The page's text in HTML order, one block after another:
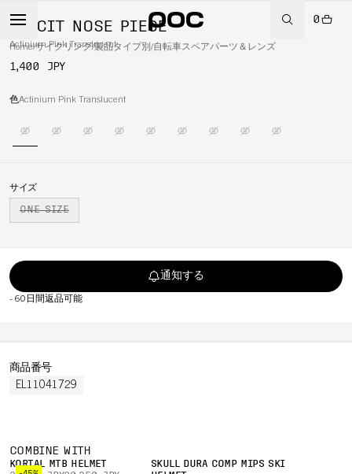
0
Home/サイクリング/製品タイプ別 /自転車スペアパーツ＆レンズ
ELICIT NOSE PIECE
Actinium Pink Translucent
1,400 JPY
色Actinium Pink Translucent
サイズ
ONE SIZE
通知する
- 60日間返品可能
商品番号
EL11041729
COMBINE WITH
KORTAL MTB HELMET
SKULL DURA COMP MIPS SKI